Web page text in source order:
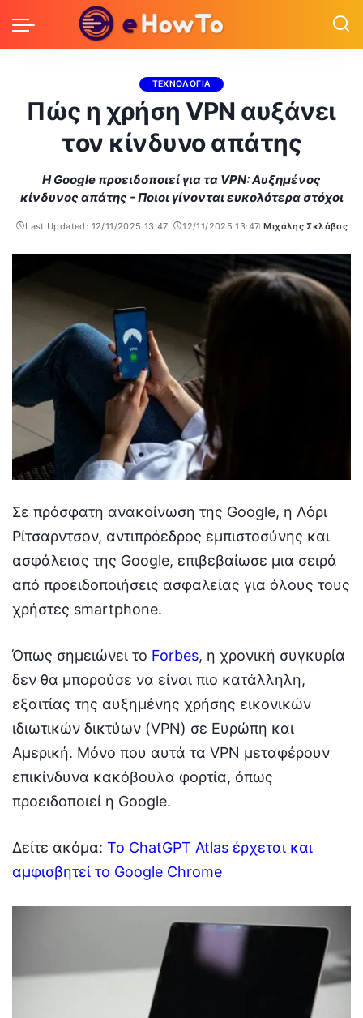
ΤΕΧΝΟΛΟΓΙΑ
Πώς η χρήση VPN αυξάνει
τον κίνδυνο απάτης
Η Google προειδοποιεί για τα VPN: Αυξημένος
κίνδυνος απάτης - Ποιοι γίνονται ευκολότερα στόχοι
Last Updated: 12/11/2025 13:47 12/11/2025 13:47
Posted
Μιχάλης Σκλάβος
Σε πρόσφατη ανακοίνωση της Google, η Λόρι
Ρίτσαρντσον, αντιπρόεδρος εμπιστοσύνης και
ασφάλειας της Google, επιβεβαίωσε μια σειρά
από προειδοποιήσεις ασφαλείας για όλους τους
χρήστες smartphone.
Όπως σημειώνει το Forbes, η χρονική συγκυρία
δεν θα μπορούσε να είναι πιο κατάλληλη,
εξαιτίας της αυξημένης χρήσης εικονικών
ιδιωτικών δικτύων (VPN) σε Ευρώπη και
Αμερική. Μόνο που αυτά τα VPN μεταφέρουν
επικίνδυνα κακόβουλα φορτία, όπως
προειδοποιεί η Google.
Δείτε ακόμα: Το ChatGPT Atlas έρχεται και
αμφισβητεί το Google Chrome